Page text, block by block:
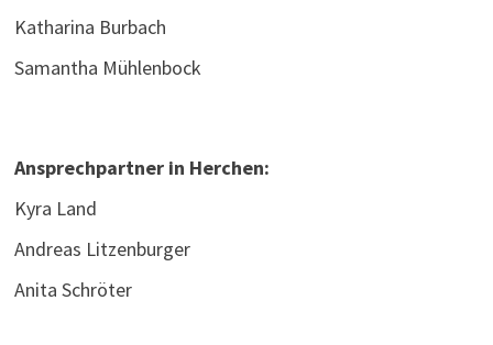
Katharina Burbach
Samantha Mühlenbock
Ansprechpartner in Herchen:
Kyra Land
Andreas Litzenburger
Anita Schröter